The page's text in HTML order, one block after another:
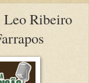
Leo Ribeiro